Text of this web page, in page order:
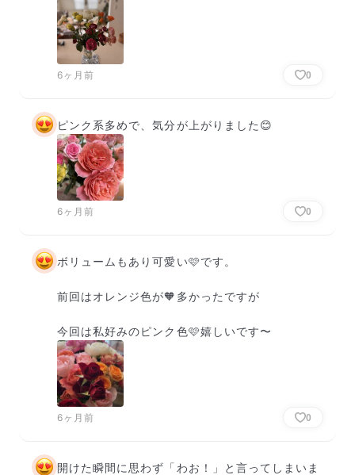
6ヶ月前 0
ピンク系多めで、気分が上がりました😊
6ヶ月前 0
ボリュームもあり可愛い🩷です。
前回はオレンジ色が🧡多かったですが
今回は私好みのピンク色🩷嬉しいです〜
6ヶ月前 0
開けた瞬間に思わず「わお！」と言ってしまいま